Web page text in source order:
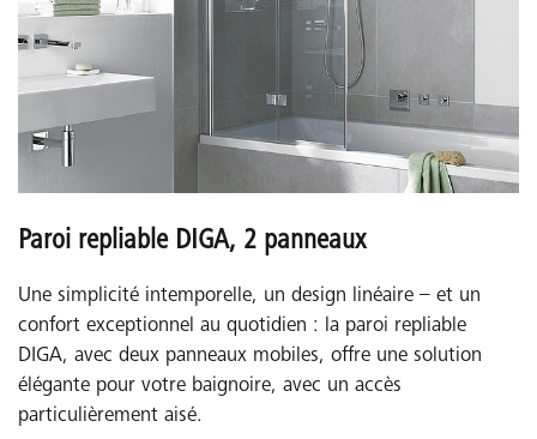
Paroi repliable DIGA, 2 panneaux
Une simplicité intemporelle, un design linéaire – et un
confort exceptionnel au quotidien : la paroi repliable
DIGA, avec deux panneaux mobiles, offre une solution
élégante pour votre baignoire, avec un accès
particulièrement aisé.